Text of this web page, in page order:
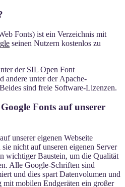
Fonts) ist ein Verzeichnis mit
seinen Nutzern kostenlos zu
der SIL Open Font
andere unter der Apache-
sind freie Software-Lizenzen.
Fonts auf unserer
unserer eigenen Webseite
nicht auf unseren eigenen Server
wichtiger Baustein, um die Qualität
Alle Google-Schriften sind
und dies spart Datenvolumen und
mobilen Endgeräten ein großer